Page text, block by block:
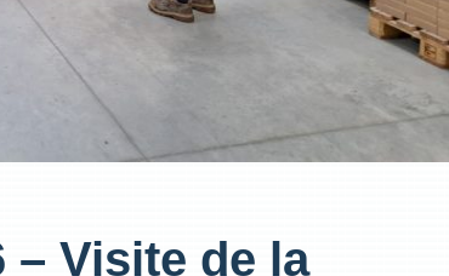
– Visite de la